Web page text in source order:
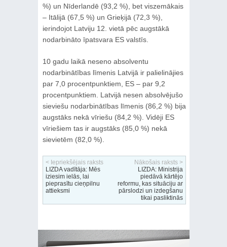
%) un Nīderlandē (93,2 %), bet viszemākais
– Itālijā (67,5 %) un Grieķijā (72,3 %),
ierindojot Latviju 12. vietā pēc augstākā
nodarbināto īpatsvara ES valstīs.
10 gadu laikā neseno absolventu
nodarbinātības līmenis Latvijā ir palielinājies
par 7,0 procentpunktiem, ES – par 9,2
procentpunktiem. Latvijā nesen absolvējušo
sieviešu nodarbinātības līmenis (86,2 %) bija
augstāks nekā vīriešu (84,2 %). Vidēji ES
vīriešiem tas ir augstāks (85,0 %) nekā
sievietēm (82,0 %).
< Iepriekšējais raksts
LIZDA vadītāja: Mēs
iziesim ielās, lai
pieprasītu cieņpilnu
attieksmi
Nākošais raksts >
LIZDA: Ministrija
piedāvā kārtējo
reformu, kas situāciju ar
pārslodzi un izdegšanu
tikai pasliktinās